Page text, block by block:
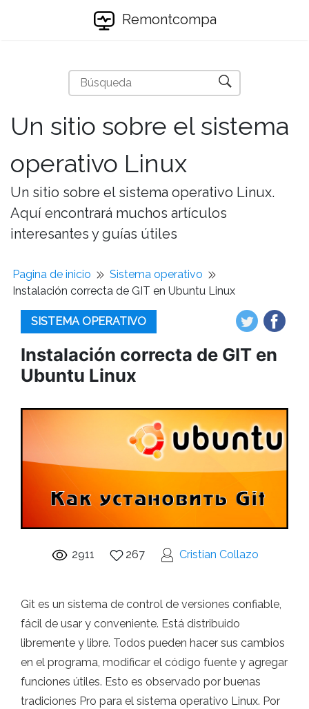
Remontcompa
Un sitio sobre el sistema
operativo Linux
Un sitio sobre el sistema operativo Linux.
Aquí encontrará muchos artículos
interesantes y guías útiles
Pagina de inicio
Sistema operativo
Instalación correcta de GIT en Ubuntu Linux
SISTEMA OPERATIVO
Instalación correcta de GIT en
Ubuntu Linux
2911 267 Cristian Collazo
Git es un sistema de control de versiones confiable,
fácil de usar y conveniente. Está distribuido
libremente y libre. Todos pueden hacer sus cambios
en el programa, modificar el código fuente y agregar
funciones útiles. Esto es observado por buenas
tradiciones Pro para el sistema operativo Linux. Por